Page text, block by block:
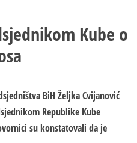
Kube o
BiH Željka Cvijanović
Republike Kube
su konstatovali da je